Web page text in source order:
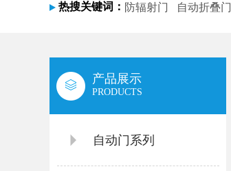
热搜关键词： 防辐射门 自动折叠门
产品展示
PRODUCTS
自动门系列